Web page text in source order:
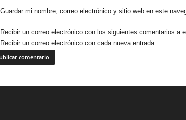
Guardar mi nombre, correo electrónico y sitio web en este
Recibir un correo electrónico con los siguientes comentarios a
Recibir un correo electrónico con cada nueva entrada.